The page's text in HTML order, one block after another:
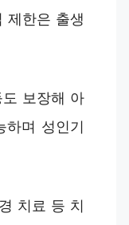
제한은 출생
보장해 아
하며 성인기
치료 등 치